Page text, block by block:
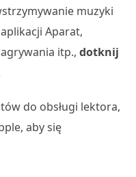
muzyki
Aparat,
itp., dotknij
do obsługi lektora,
aby się